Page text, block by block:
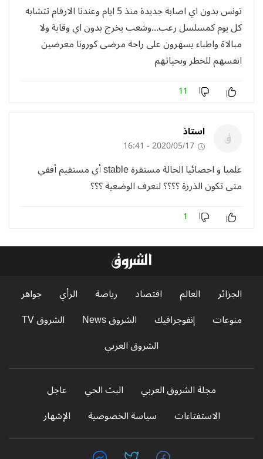
تونس بدون اي اصابة جديدة منذ 5 ايام وعندنا الارقام تتشابه
كل يوم كمسلسل رعب...وشعب يخرج بدون اي وقاية ولا
مبالاة واطباء يسهرون على راحة مرضى كورونا معرضين
انفسهم للخطر وبحياتهم
11
استاذ
2020/05/17 - 16:41
علميا و احصائيا الحالة مستقرة stable أي مستقيم أفقي
متى تكون الذرزة ؟؟؟؟ لنعرف الوضعية ؟؟؟
1
الجزائر العالم اقتصاد رياضة الرأي
جواهر
منوعات
إنفوجرافيك الشروق News
الشروق TV
الشروق العربي
مجلة الشروق العربي البث الحي
عاجل
الاستفتاءات
سياسة الخصوصية الإشهار